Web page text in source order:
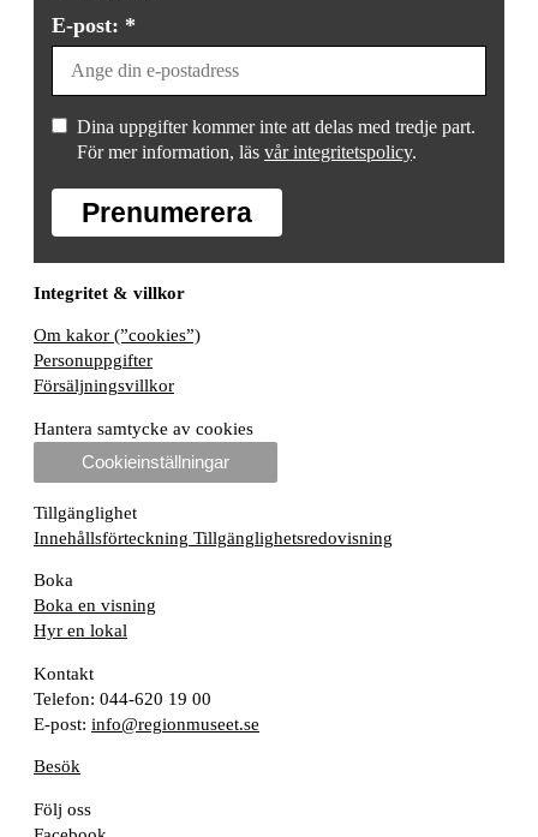
E-post: *
Dina uppgifter kommer inte att delas med tredje part.
För mer information, läs vår integritetspolicy.
Prenumerera
Integritet & villkor
Om kakor (”cookies”)
Personuppgifter
Försäljningsvillkor
Hantera samtycke av cookies
Cookieinställningar
Tillgänglighet
Innehållsförteckning Tillgänglighetsredovisning
Boka
Boka en visning
Hyr en lokal
Kontakt
Telefon: 044-620 19 00
E-post: info@regionmuseet.se
Besök
Följ oss